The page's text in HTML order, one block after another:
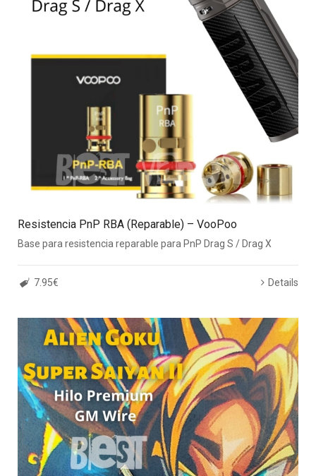
Resistencia PnP RBA (Reparable) – VooPoo
Base para resistencia reparable para PnP Drag S / Drag X
7.95€ Details